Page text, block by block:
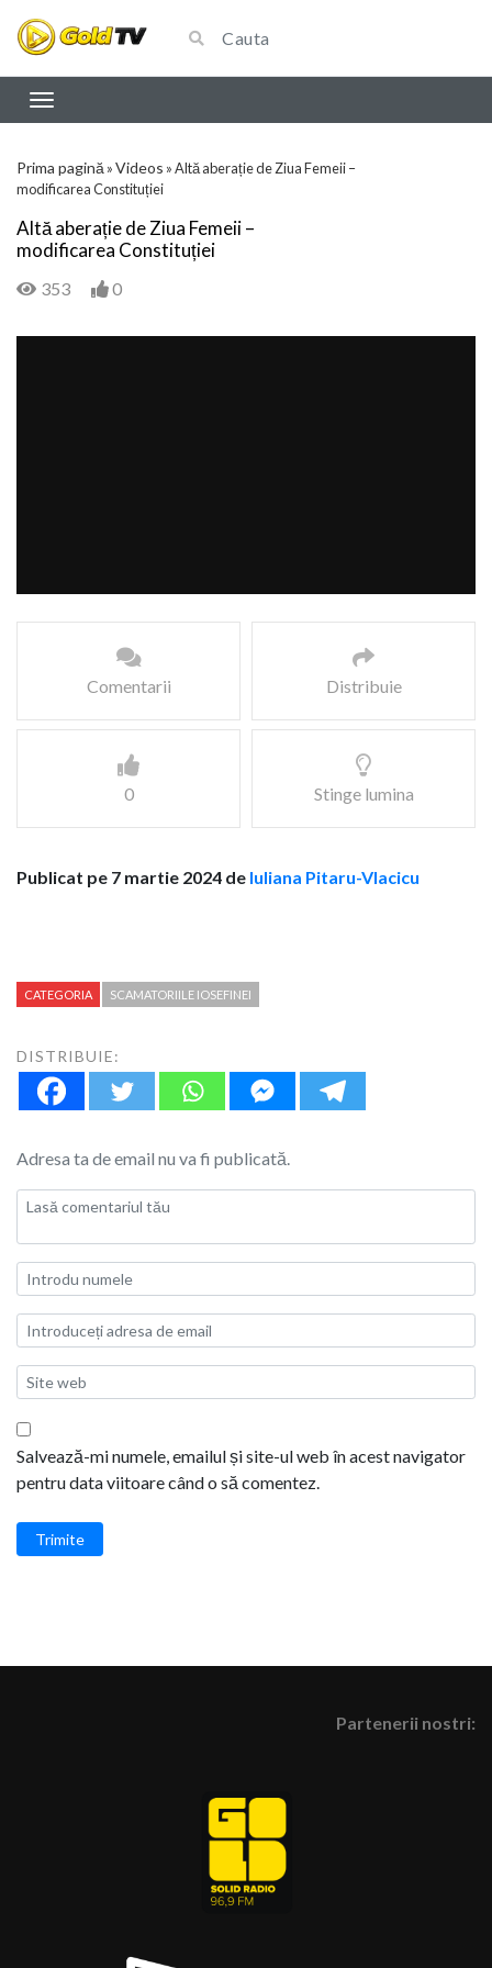
Prima pagină »Videos »Altă aberație de Ziua Femeii –
modificarea Constituției
Altă aberație de Ziua Femeii –
modificarea Constituției
353 0
Comentarii Distribuie
0 Stinge lumina
Publicat pe 7 martie 2024 de Iuliana Pitaru-Vlacicu
CATEGORIA SCAMATORIILE IOSEFINEI
DISTRIBUIE:
Adresa ta de email nu va fi publicată.
Salvează-mi numele, emailul și site-ul web în acest navigator
pentru data viitoare când o să comentez.
Trimite
Partenerii nostri: